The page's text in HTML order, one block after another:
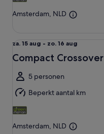
Amsterdam, NLD
za.
15
tot
zo.
16
aug
za. 15 aug - zo. 16 aug
Compact Crossover
5 personen
Beperkt aantal km
Amsterdam, NLD